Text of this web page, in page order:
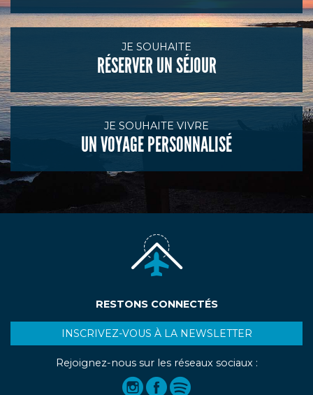
JE SOUHAITE
RÉSERVER UN SÉJOUR
JE SOUHAITE VIVRE
UN VOYAGE PERSONNALISÉ
RESTONS CONNECTÉS
INSCRIVEZ-VOUS À LA NEWSLETTER
Rejoignez-nous sur les réseaux sociaux :